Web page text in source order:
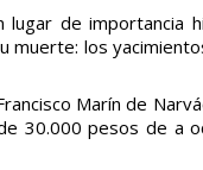
de importancia
muerte: los
Marín de
30.000 pesos de a